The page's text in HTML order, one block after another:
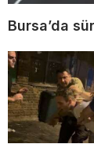
Bursa’da